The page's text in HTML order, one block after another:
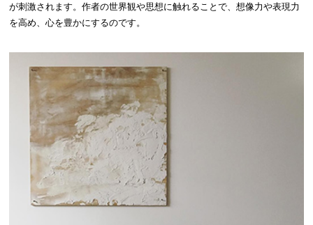
が刺激されます。作者の世界観や思想に触れることで、想像力や表現力
を高め、心を豊かにするのです。